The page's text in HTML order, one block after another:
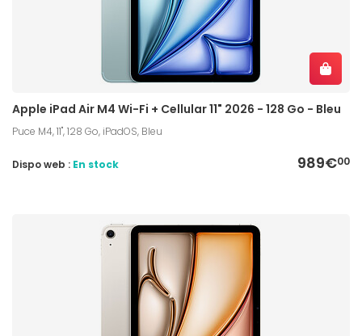
Apple iPad Air M4 Wi-Fi + Cellular 11" 2026 - 128 Go - Bleu
Puce M4, 11", 128 Go, iPadOS, Bleu
989€00
Dispo web : En stock